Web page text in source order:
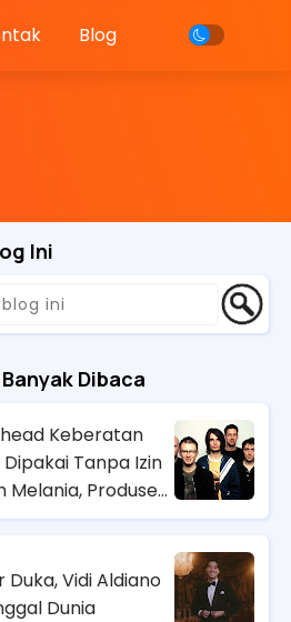
Blog
Ini
Dibaca
Keberatan
Dipakai Tanpa Izin
Melania, Produser
Bicara
Duka, Vidi Aldiano
Dunia